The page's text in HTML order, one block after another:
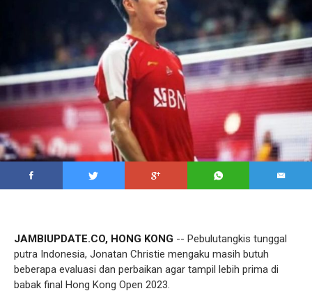
JAMBIUPDATE.CO, HONG KONG -- Pebulutangkis tunggal
putra Indonesia, Jonatan Christie mengaku masih butuh
beberapa evaluasi dan perbaikan agar tampil lebih prima di
babak final Hong Kong Open 2023.